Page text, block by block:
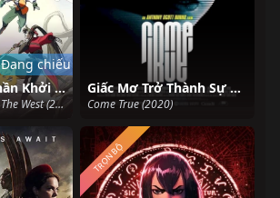
Tập Yêu Lục: Phần Khởi Hành
Another Journey To The West (2024)
Đang chiếu
Giấc Mơ Trở Thành Sự Thật
Come True (2020)
TRỌN BỘ